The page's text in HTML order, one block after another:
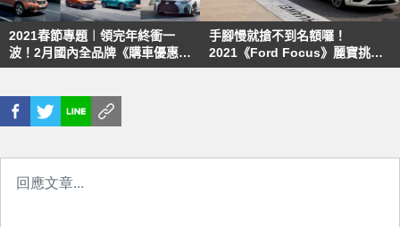
2021春節專題︱領完年終衝一
波！2月國內全品牌《購車優惠》
看這裡
手腳慢就搶不到名額囉！
2021《Ford Focus》麗寶挑戰
賽「高手改裝組」登場